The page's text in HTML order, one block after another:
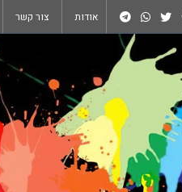
אודות צור קשר